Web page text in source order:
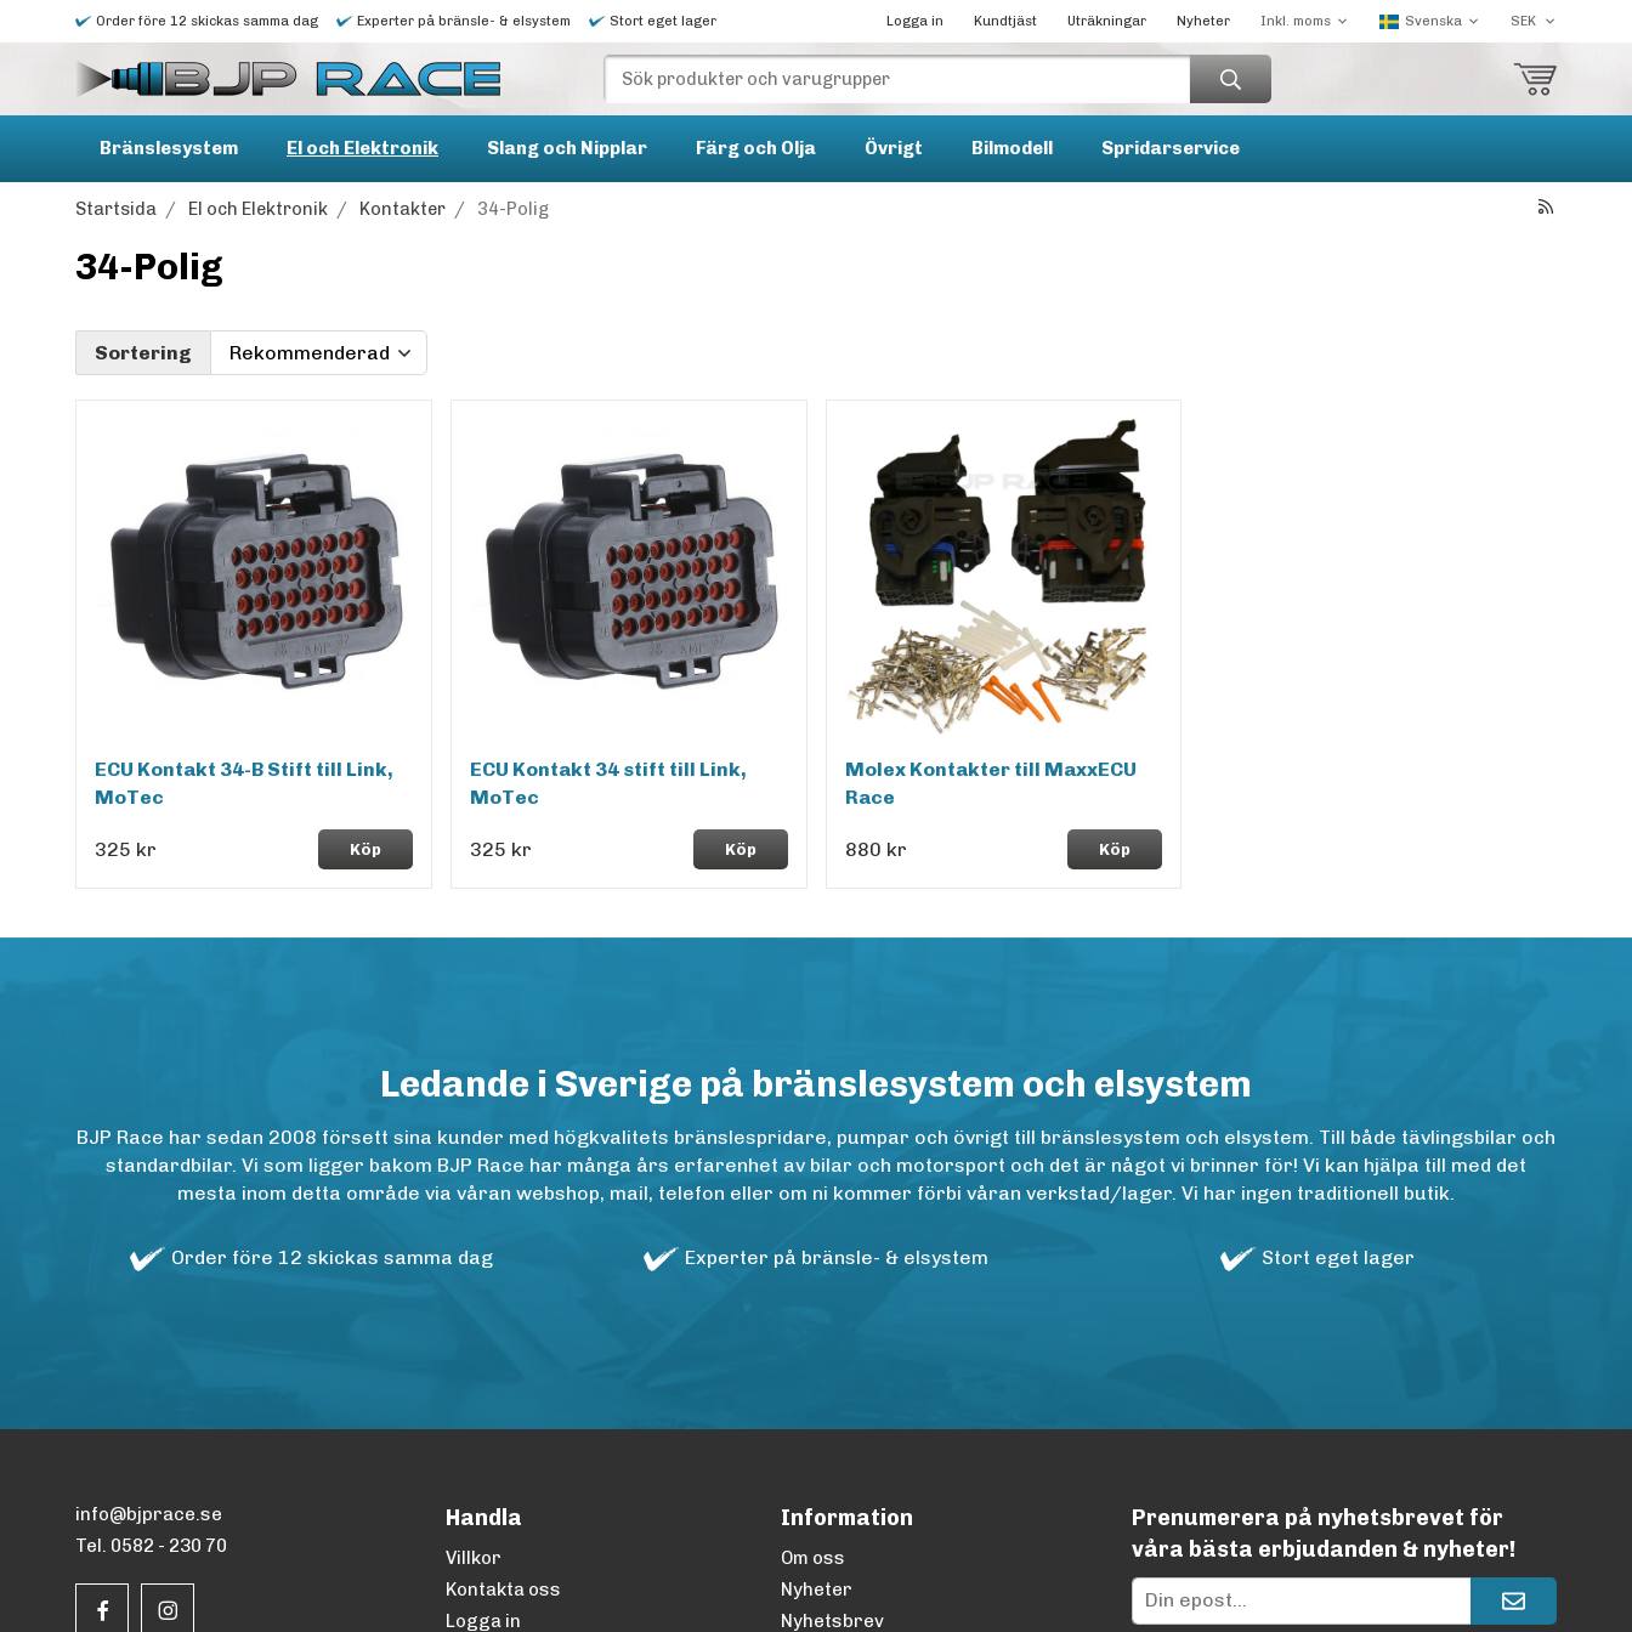
Order före 12 skickas samma dag Experter på bränsle- & elsystem Stort eget lager Logga in Kundtjäst Uträkningar Nyheter
Bränslesystem El och Elektronik Slang och Nipplar Färg och Olja Övrigt Bilmodell Spridarservice
Startsida / El och Elektronik / Kontakter / 34-Polig
34-Polig
Sortering
ECU Kontakt 34-B Stift till Link,
MoTec
325 kr Köp
ECU Kontakt 34 stift till Link,
MoTec
325 kr Köp
Molex Kontakter till MaxxECU
Race
880 kr Köp
Ledande i Sverige på bränslesystem och elsystem
BJP Race har sedan 2008 försett sina kunder med högkvalitets bränslespridare, pumpar och övrigt till bränslesystem och elsystem. Till både tävlingsbilar och
standardbilar. Vi som ligger bakom BJP Race har många års erfarenhet av bilar och motorsport och det är något vi brinner för! Vi kan hjälpa till med det
mesta inom detta område via våran webshop, mail, telefon eller om ni kommer förbi våran verkstad/lager. Vi har ingen traditionell butik.
Order före 12 skickas samma dag Experter på bränsle- & elsystem Stort eget lager
info@bjprace.se
Tel. 0582 - 230 70
Handla
Villkor
Kontakta oss
Logga in
Information
Om oss
Nyheter
Nyhetsbrev
Prenumerera på nyhetsbrevet för
våra bästa erbjudanden & nyheter!